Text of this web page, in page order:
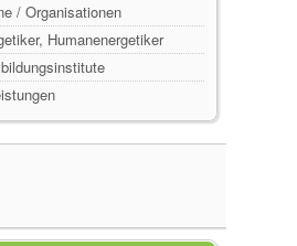
/ Organisationen
Humanenergetiker